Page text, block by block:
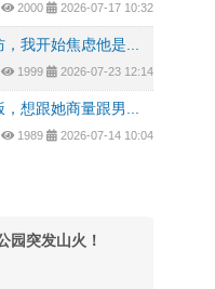
2000 2026-07-17 10:32
我开始焦虑他是...
1999 2026-07-23 12:14
想跟她商量跟男...
1989 2026-07-14 10:04
园突发山火！